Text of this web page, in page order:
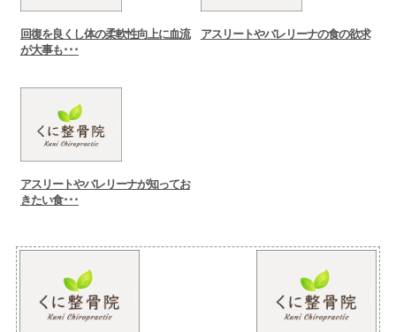
回復を良くし体の柔軟性向上に血流
が大事も･･･
アスリートやバレリーナの食の欲求
アスリートやバレリーナが知ってお
きたい食･･･